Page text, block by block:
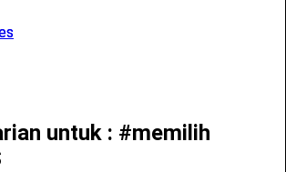
untuk : #memilih